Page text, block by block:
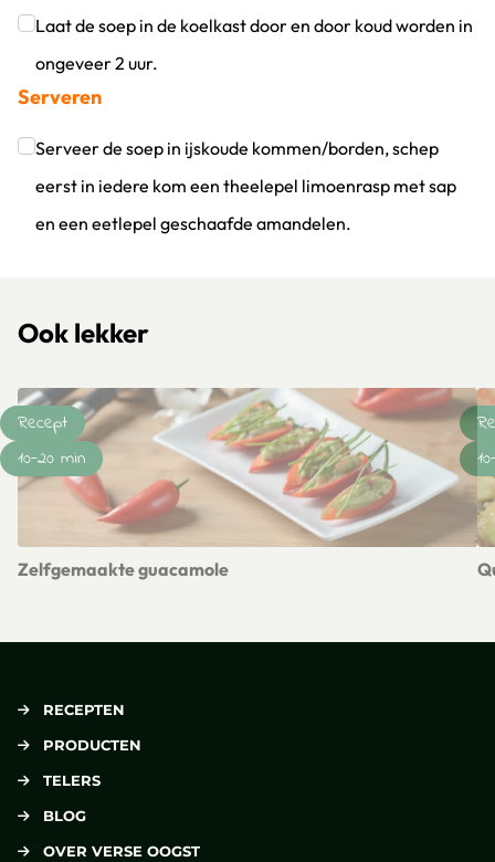
Klik om dit selectievakje aan te vinken
Laat de soep in de koelkast door en door koud worden in
ongeveer 2 uur.
Klik om dit selectievakje aan te vinken
Serveren
Serveer de soep in ijskoude kommen/borden, schep
eerst in iedere kom een theelepel limoenrasp met sap
en een eetlepel geschaafde amandelen.
Ook lekker
Zelfgemaakte guacamole
Recept
10-20 min
RECEPTEN
PRODUCTEN
TELERS
BLOG
OVER VERSE OOGST